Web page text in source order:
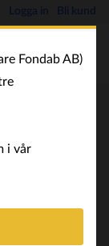
Logga in Bli kund
Fondab AB)
i vår